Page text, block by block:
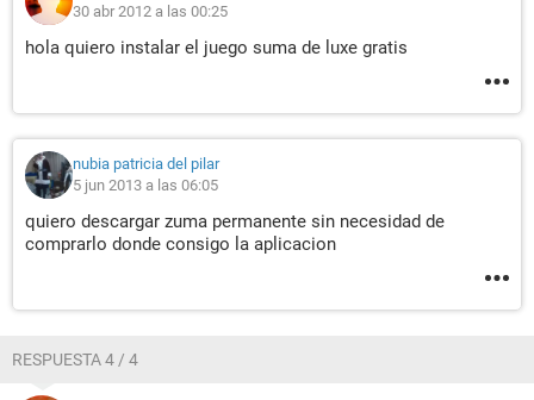
30 abr 2012 a las 00:25
hola quiero instalar el juego suma de luxe gratis
nubia patricia del pilar
5 jun 2013 a las 06:05
quiero descargar zuma permanente sin necesidad de
comprarlo donde consigo la aplicacion
RESPUESTA 4 / 4